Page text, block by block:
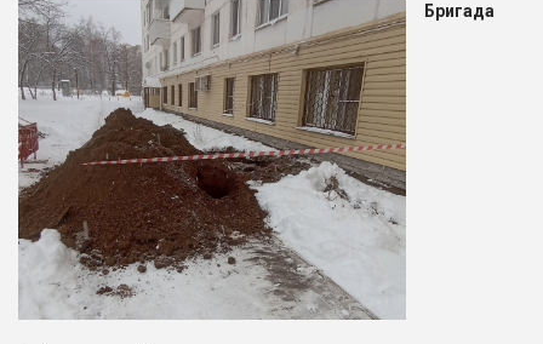
Бригада